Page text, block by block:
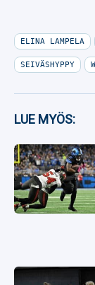
ELINA LAMPELA
SEIVÄSHYPPY
LUE MYÖS: